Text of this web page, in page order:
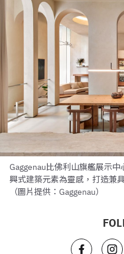
Gaggenau比佛利山旗艦展示
興式建築元素為靈感，打造兼
（圖片提供：Gaggenau）